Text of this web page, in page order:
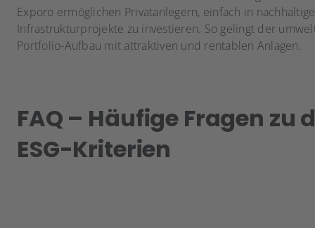
Exporo ermöglichen Privatanlegern, einfach in nachhaltige
Infrastrukturprojekte zu investieren. So gelingt der
Portfolio-Aufbau mit attraktiven und rentablen Anlagen.
FAQ – Häufige Fragen zu
ESG-Kriterien